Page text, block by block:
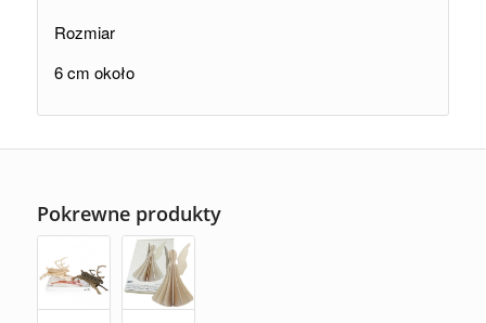
Rozmiar
6 cm około
Pokrewne produkty